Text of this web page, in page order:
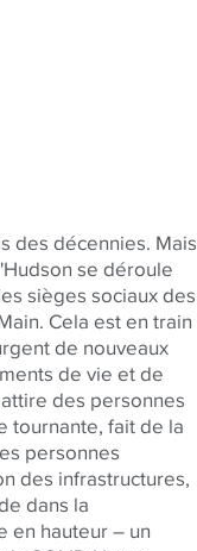
des décennies. Mais
se déroule
sièges sociaux des
Cela est en train
de nouveaux
de vie et de
des personnes
tournante, fait de la
personnes
des infrastructures,
dans la
en hauteur – un